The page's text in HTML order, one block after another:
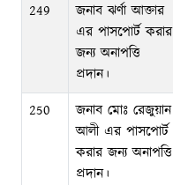
249
জনাব ঝর্ণা আক্তার
এর পাসপোর্ট করার
জন্য অনাপত্তি
প্রদান।
250
জনাব মোঃ রেজুয়ান
আলী এর পাসপোর্ট
করার জন্য অনাপত্তি
প্রদান।